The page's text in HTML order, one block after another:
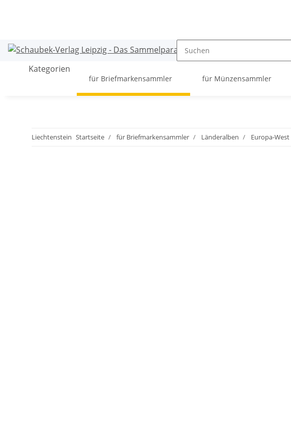
Kategorien
für Briefmarkensammler für Münzensammler
Liechtenstein Startseite für Briefmarkensammler Länderalben Europa-West